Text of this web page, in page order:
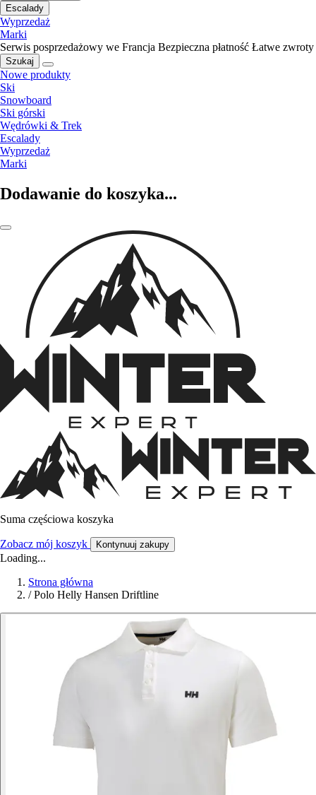
Escalady
Wyprzedaż
Marki
Serwis posprzedażowy we Francja Bezpieczna płatność Łatwe zwroty
Szukaj
Nowe produkty
Ski
Snowboard
Ski górski
Wędrówki & Trek
Escalady
Wyprzedaż
Marki
Dodawanie do koszyka...
Suma częściowa koszyka
Zobacz mój koszyk Kontynuuj zakupy
Loading...
Strona główna
/ Polo Helly Hansen Driftline